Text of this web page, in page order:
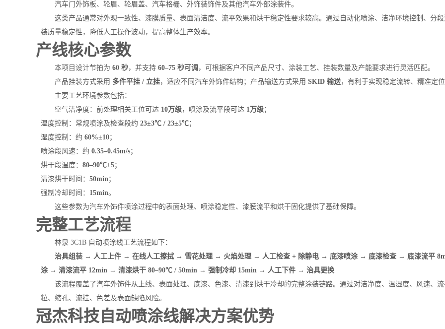
汽车门外饰板、轮眉、轮眉盖、汽车格栅、外饰装饰件及其他汽车外部涂装件。
这类产品通常对外观一致性、漆膜质量、表面清洁度、流平效果和烘干稳定性要求较高。通过自动化喷涂、洁净环境控制、分
装质量稳定性，降低人工操作波动，提高整体生产效率。
产线核心参数
本项目设计节拍为 60 秒，并支持 60–75 秒可调 ，可根据客户不同产品尺寸、涂装工艺、挂装数量及产能要求进行灵活匹配。
产品挂装方式采用 多件平挂 / 立挂，适应不同汽车外饰件结构；产品输送方式采用 SKID 输送，有利于实现稳定流转、精准定位
主要工艺环境参数包括：
空气洁净度：前处理相关工位可达 10万级，喷涂及流平段可达 1万级；
温度控制：常规喷涂及检查段约 23±3℃ / 23±5℃；
湿度控制：约 60%±10；
喷涂段风速：约 0.35–0.45m/s；
烘干段温度： 80–90℃±5；
清漆烘干时间： 50min；
强制冷却时间： 15min。
这些参数为汽车外饰件喷涂过程中的表面处理、喷涂稳定性、漆膜流平和烘干固化提供了基础保障。
完整工艺流程
林泉 3C1B 自动喷涂线工艺流程如下：
治具组装 → 人工上件 → 在线人工擦拭 → 雪花处理 → 火焰处理 → 人工检查 + 除静电 → 底漆喷涂 → 底漆检查 → 底漆流平
涂 → 清漆流平 12min → 清漆烘干 80–90℃ / 50min → 强制冷却 15min → 人工下件 → 治具更换
该流程覆盖了汽车外饰件从上线、表面处理、底漆、色漆、清漆到烘干冷却的完整涂装链路。通过对洁净度、温湿度、风速、
粒、缩孔、流挂、色差及表面缺陷风险。
冠杰科技自动喷涂线解决方案优势